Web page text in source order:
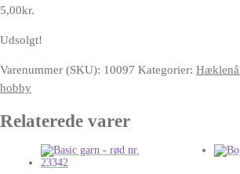
5,00kr.
Udsolgt!
Varenummer (SKU): 10097 Kategorier:
hobby
Relaterede varer